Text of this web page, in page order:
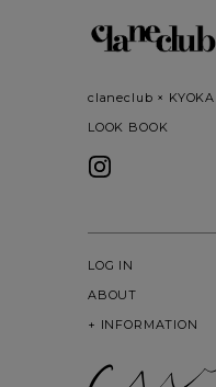
claneclub × KYOKA
LOOK BOOK
LOG IN
ABOUT
+ INFORMATION